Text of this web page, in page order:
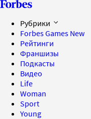
Рубрики
Forbes Games New
Рейтинги
Франшизы
Подкасты
Видео
Life
Woman
Sport
Young